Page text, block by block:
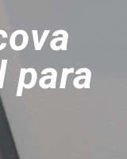
para